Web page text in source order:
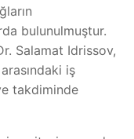
bulunulmuştur.
Salamat Idrissov,
iş
takdiminde